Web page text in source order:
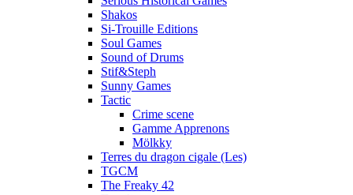
Shakos
Si-Trouille Editions
Soul Games
Sound of Drums
Stif&Steph
Sunny Games
Tactic
Crime scene
Gamme Apprenons
Mölkky
Terres du dragon cigale (Les)
TGCM
The Freaky 42